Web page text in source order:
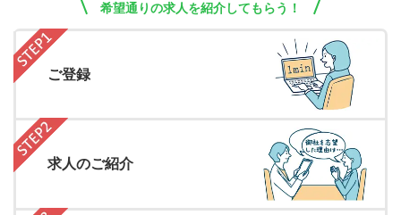
希望通りの求人を紹介してもらう！
ご登録
求人のご紹介